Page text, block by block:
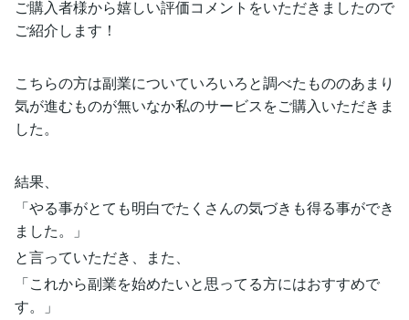
ご購入者様から嬉しい評価コメントをいただきましたので
ご紹介します！
こちらの方は副業についていろいろと調べたもののあまり
気が進むものが無いなか私のサービスをご購入いただきま
した。
結果、
「やる事がとても明白でたくさんの気づきも得る事ができ
ました。」
と言っていただき、また、
「これから副業を始めたいと思ってる方にはおすすめで
す。」